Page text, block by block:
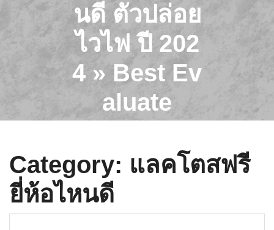
นดี ตัวปล่อย
ไวไฟ ปี 202
4 » Best Ev
aluate
Category: แลคโตสฟรี
ยี่ห้อไหนดี